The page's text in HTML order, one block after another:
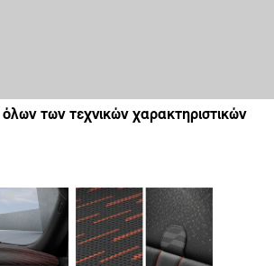
των τεχνικών χαρακτηριστικών